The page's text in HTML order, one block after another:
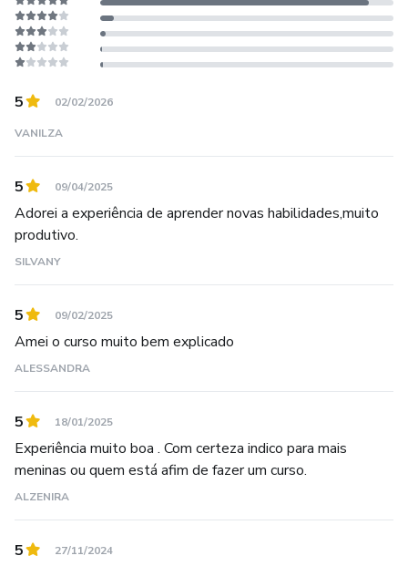
5 02/02/2026
VANILZA
5 09/04/2025
Adorei a experiência de aprender novas habilidades,muito
produtivo.
SILVANY
5 09/02/2025
Amei o curso muito bem explicado
ALESSANDRA
5 18/01/2025
Experiência muito boa . Com certeza indico para mais
meninas ou quem está afim de fazer um curso.
ALZENIRA
5 27/11/2024